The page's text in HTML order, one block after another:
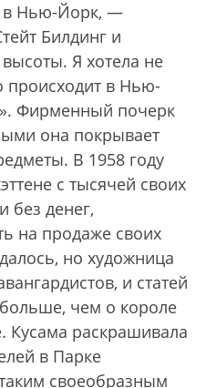
в Нью-Йорк, —
Билдинг и
Я хотела не
происходит в Нью-
Фирменный почерк
она покрывает
В 1958 году
с тысячей своих
без денег,
на продаже своих
но художница
и статей
чем о короле
Кусама раскрашивала
в Парке
своеобразным